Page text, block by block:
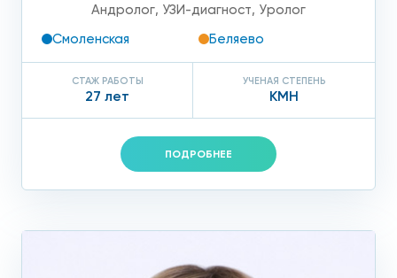
Андролог, УЗИ-диагност, Уролог
Смоленская
Беляево
СТАЖ РАБОТЫ
27 лет
УЧЕНАЯ СТЕПЕНЬ
КМН
ПОДРОБНЕЕ